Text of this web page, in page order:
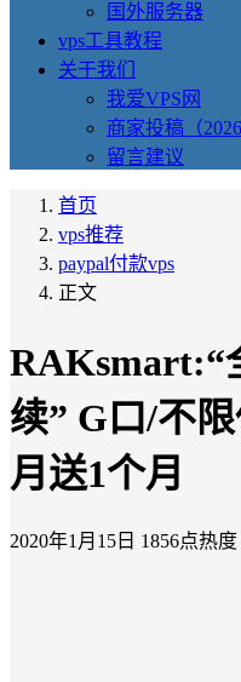
国外服务器
vps工具教程
关于我们
我爱VPS网
商家投稿（2026
留言建议
首页
vps推荐
paypal付款vps
正文
RAKsmart:“
续” G口/不
月送1个月
2020年1月15日 1856点热度